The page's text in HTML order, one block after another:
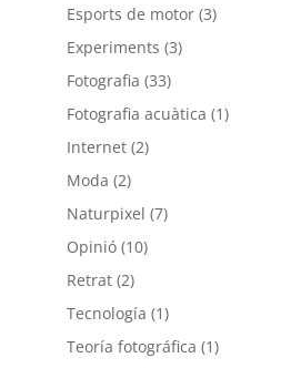
Esports de motor(3)
Experiments (3)
Fotografia (33)
Fotografia acuàtica (1)
Internet(2)
Moda (2)
Naturpixel (7)
Opinió(10)
Retrat(2)
Tecnología (1)
Teoría fotográfica (1)